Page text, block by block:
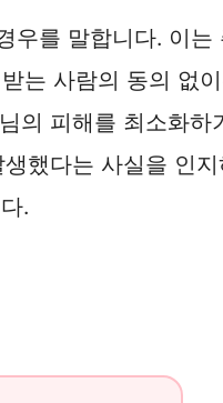
를 말합니다. 이는
는 사람의 동의 없
의 피해를 최소화
했다는 사실을 인
.